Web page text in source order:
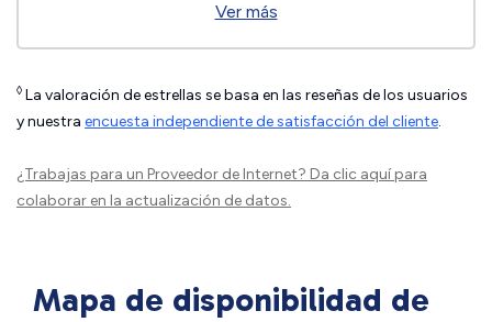
Ver más
◊ La valoración de estrellas se basa en las reseñas de los usuarios
y nuestra encuesta independiente de satisfacción del cliente.
¿Trabajas para un Proveedor de Internet? Da clic aquípara
colaborar en la actualización de datos.
Mapa de disponibilidad de